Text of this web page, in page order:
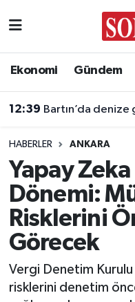
Ekonomi Gündem
12:39 Bartın’da denize girmek
HABERLER ANKARA
Yapay
Dönemi:
Risklerini
Görecek
Vergi Denetim
risklerini denetim
Asayiş
Biyografi
Çevre
Diğer
Dünya
Eğitim
Ankara Nöbetçi
Ankara Trafik
Süper Lig Puan
Tüm Manşetler
Son Dakika
Haber Arşivi